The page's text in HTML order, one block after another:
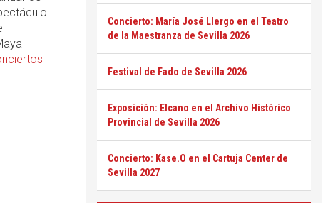
Concierto: María José Llergo en el Teatro
de la Maestranza de Sevilla 2026
Festival de Fado de Sevilla 2026
Exposición: Elcano en el Archivo Histórico
Provincial de Sevilla 2026
Concierto: Kase.O en el Cartuja Center de
Sevilla 2027